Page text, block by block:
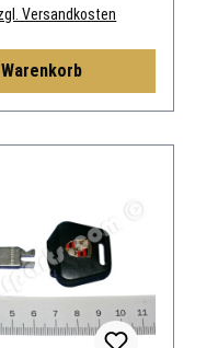
Versandkosten